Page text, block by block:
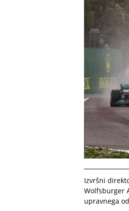
Izvršni
Wolfsburger
upravnega